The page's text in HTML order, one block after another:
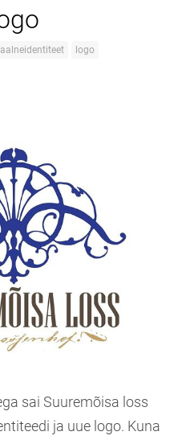
logo
sai Suuremõisa loss
ja uue logo. Kuna